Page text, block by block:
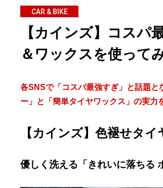
CAR & BIKE
【カインズ】コスパ
＆ワックスを使って
各SNSで「コスパ最強すぎ」と話題
ー」と「簡単タイヤワックス」の実力
【カインズ】色褪せタ
優しく洗える「きれいに落ちる